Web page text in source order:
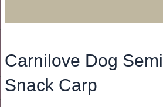
Carnilove Dog
Snack Carp